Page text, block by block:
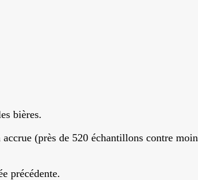
bières.
(près de 520 échantillons contre
précédente.